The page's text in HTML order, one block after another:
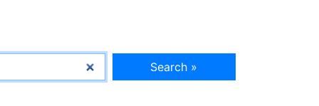
Search »